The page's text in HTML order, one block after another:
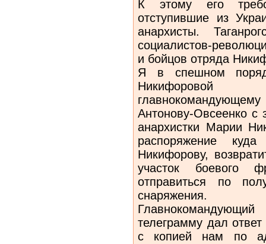
К этому его
отступившие из
анархисты.
социалистов-
и бойцов отряда
Я в спешном
Никифоровой
Антонову-Овсеенко с
анархистки Марии
распоряжение
Никифорову,
участок боевого
отправиться по
снаряжения.
телеграмму дал
с копией нам по